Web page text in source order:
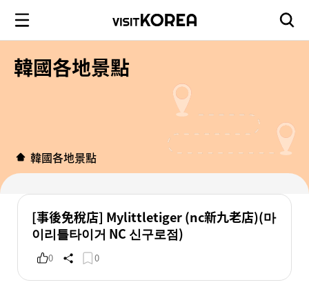
韓國各地景點
韓國各地景點
[事後免稅店] Mylittletiger (nc新九老店)(마
이리틀타이거 NC 신구로점)
0 0